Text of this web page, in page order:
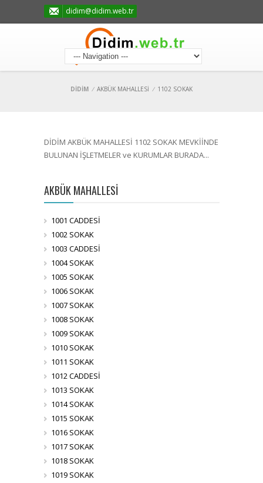
didim@didim.web.tr
DİDİM / AKBÜK MAHALLESİ / 1102 SOKAK
DİDİM AKBÜK MAHALLESİ 1102 SOKAK MEVKİİNDE
BULUNAN İŞLETMELER ve KURUMLAR BURADA...
AKBÜK MAHALLESİ
1001 CADDESİ
1002 SOKAK
1003 CADDESİ
1004 SOKAK
1005 SOKAK
1006 SOKAK
1007 SOKAK
1008 SOKAK
1009 SOKAK
1010 SOKAK
1011 SOKAK
1012 CADDESİ
1013 SOKAK
1014 SOKAK
1015 SOKAK
1016 SOKAK
1017 SOKAK
1018 SOKAK
1019 SOKAK